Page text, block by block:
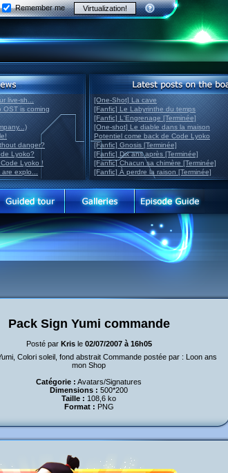
Remember me
live-sh...
OST is coming
danger?
Lyoko?
Lyoko !
explo...
[One-Shot] La cave
[Fanfic] Le Labyrinthe du temps
[Fanfic] L'Engrenage [Terminée]
[One-shot] Le diable dans la maison
Potentiel come back de Code Lyoko
[Fanfic] Gnosis [Terminée]
[Fanfic] Dix ans après [Terminée]
[Fanfic] Chacun sa chimère [Terminée]
[Fanfic] À perdre la raison [Terminée]
Pack Sign Yumi commande
Posté par Krisle 02/07/2007 à 16h05
Colori soleil, fond abstrait Commande postée par : Loon ans
mon Shop
Catégorie : Avatars/Signatures
Dimensions : 500*200
Taille : 108,6 ko
Format : PNG